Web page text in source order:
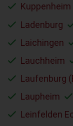
Kuppenheim
Ladenburg
Laichingen
Lauchheim
Laufenburg
Laupheim
Leinfelden